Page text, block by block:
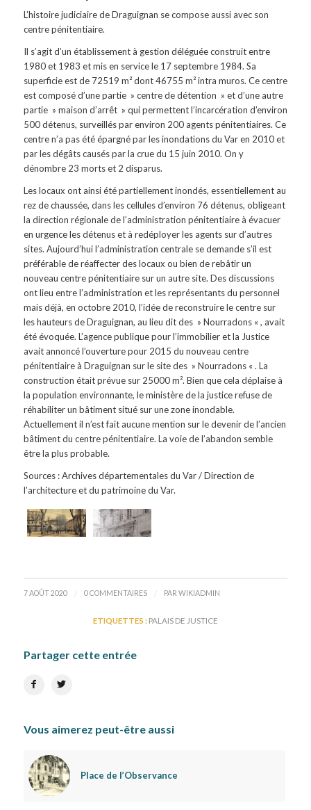
L’histoire judiciaire de Draguignan se compose aussi avec son
centre pénitentiaire.
Il s’agit d’un établissement à gestion déléguée construit entre
1980 et 1983 et mis en service le 17 septembre 1984. Sa
superficie est de 72519 m² dont 46755 m² intra muros. Ce centre
est composé d’une partie » centre de détention » et d’une autre
partie » maison d’arrêt » qui permettent l’incarcération d’environ
500 détenus, surveillés par environ 200 agents pénitentiaires. Ce
centre n’a pas été épargné par les inondations du Var en 2010 et
par les dégâts causés par la crue du 15 juin 2010. On y
dénombre 23 morts et 2 disparus.
Les locaux ont ainsi été partiellement inondés, essentiellement au
rez de chaussée, dans les cellules d’environ 76 détenus, obligeant
la direction régionale de l’administration pénitentiaire à évacuer
en urgence les détenus et à redéployer les agents sur d’autres
sites. Aujourd’hui l’administration centrale se demande s’il est
préférable de réaffecter des locaux ou bien de rebâtir un
nouveau centre pénitentiaire sur un autre site. Des discussions
ont lieu entre l’administration et les représentants du personnel
mais déjà, en octobre 2010, l’idée de reconstruire le centre sur
les hauteurs de Draguignan, au lieu dit des » Nourradons « , avait
été évoquée. L’agence publique pour l’immobilier et la Justice
avait annoncé l’ouverture pour 2015 du nouveau centre
pénitentiaire à Draguignan sur le site des » Nourradons « . La
construction était prévue sur 25000 m². Bien que cela déplaise à
la population environnante, le ministère de la justice refuse de
réhabiliter un bâtiment situé sur une zone inondable.
Actuellement il n’est fait aucune mention sur le devenir de l’ancien
bâtiment du centre pénitentiaire. La voie de l’abandon semble
être la plus probable.
Sources: Archives départementales du Var / Direction de
l’architecture et du patrimoine du Var.
7 AOÛT 2020 / 0 COMMENTAIRES / PAR WIKIADMIN
ETIQUETTES : PALAIS DE JUSTICE
Partager cette entrée
Vous aimerez peut-être aussi
Place de l’Observance